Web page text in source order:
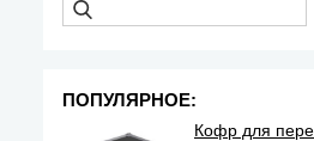
ПОПУЛЯРНОЕ:
Кофр для